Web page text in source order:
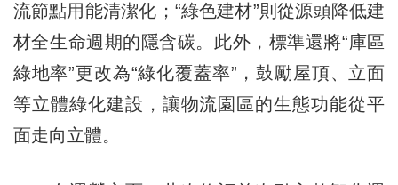
流節點用能清潔化；“綠色建材”則從源頭降低建
材全生命週期的隱含碳。此外，標準還將“庫區
綠地率”更改為“綠化覆蓋率”，鼓勵屋頂、立面
等立體綠化建設，讓物流園區的生態功能從平
面走向立體。